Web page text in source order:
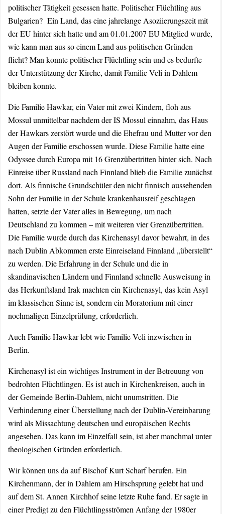
politischer Tätigkeit gesessen hatte. Politischer Flüchtling aus
Bulgarien? Ein Land, das eine jahrelange Asoziierungszeit mit
der EU hinter sich hatte und am 01.01.2007 EU Mitglied wurde,
wie kann man aus so einem Land aus politischen Gründen
flieht? Man konnte politischer Flüchtling sein und es bedurfte
der Unterstützung der Kirche, damit Familie Veli in Dahlem
bleiben konnte.
Die Familie Hawkar, ein Vater mit zwei Kindern, floh aus
Mossul unmittelbar nachdem der IS Mossul einnahm, das Haus
der Hawkars zerstört wurde und die Ehefrau und Mutter vor den
Augen der Familie erschossen wurde. Diese Familie hatte eine
Odyssee durch Europa mit 16 Grenzübertritten hinter sich. Nach
Einreise über Russland nach Finnland blieb die Familie zunächst
dort. Als finnische Grundschüler den nicht finnisch aussehenden
Sohn der Familie in der Schule krankenhausreif geschlagen
hatten, setzte der Vater alles in Bewegung, um nach
Deutschland zu kommen – mit weiteren vier Grenzübertritten.
Die Familie wurde durch das Kirchenasyl davor bewahrt, in des
nach Dublin Abkommen erste Einreiseland Finnland „überstellt“
zu werden. Die Erfahrung in der Schule und die in
skandinavischen Ländern und Finnland schnelle Ausweisung in
das Herkunftsland Irak machten ein Kirchenasyl, das kein Asyl
im klassischen Sinne ist, sondern ein Moratorium mit einer
nochmaligen Einzelprüfung, erforderlich.
Auch Familie Hawkar lebt wie Familie Veli inzwischen in
Berlin.
Kirchenasyl ist ein wichtiges Instrument in der Betreuung von
bedrohten Flüchtlingen. Es ist auch in Kirchenkreisen, auch in
der Gemeinde Berlin-Dahlem, nicht unumstritten. Die
Verhinderung einer Überstellung nach der Dublin-Vereinbarung
wird als Missachtung deutschen und europäischen Rechts
angesehen. Das kann im Einzelfall sein, ist aber manchmal unter
theologischen Gründen erforderlich.
Wir können uns da auf Bischof Kurt Scharf berufen. Ein
Kirchenmann, der in Dahlem am Hirschsprung gelebt hat und
auf dem St. Annen Kirchhof seine letzte Ruhe fand. Er sagte in
einer Predigt zu den Flüchtlingsströmen Anfang der 1980er